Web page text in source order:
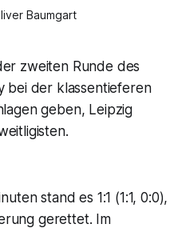
Baumgart
zweiten Runde des
bei der klassentieferen
geben, Leipzig
stand es 1:1 (1:1, 0:0),
gerettet. Im